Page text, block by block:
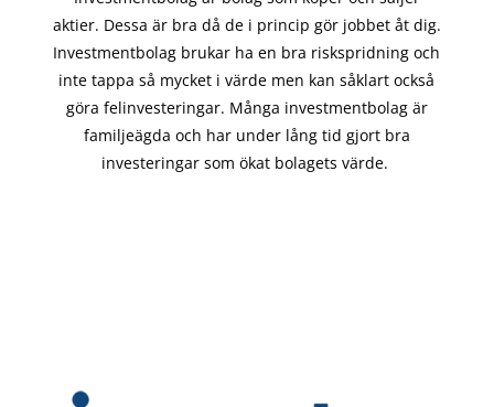
aktier. Dessa är bra då de i princip görjobbet åt dig.
Investmentbolag brukar ha en bra riskspridning och
inte tappa så mycket i värde men kan såklart också
göra felinvesteringar. Många investmentbolag är
familjeägda och har under lång tid gjort bra
investeringar som ökat bolagets värde.